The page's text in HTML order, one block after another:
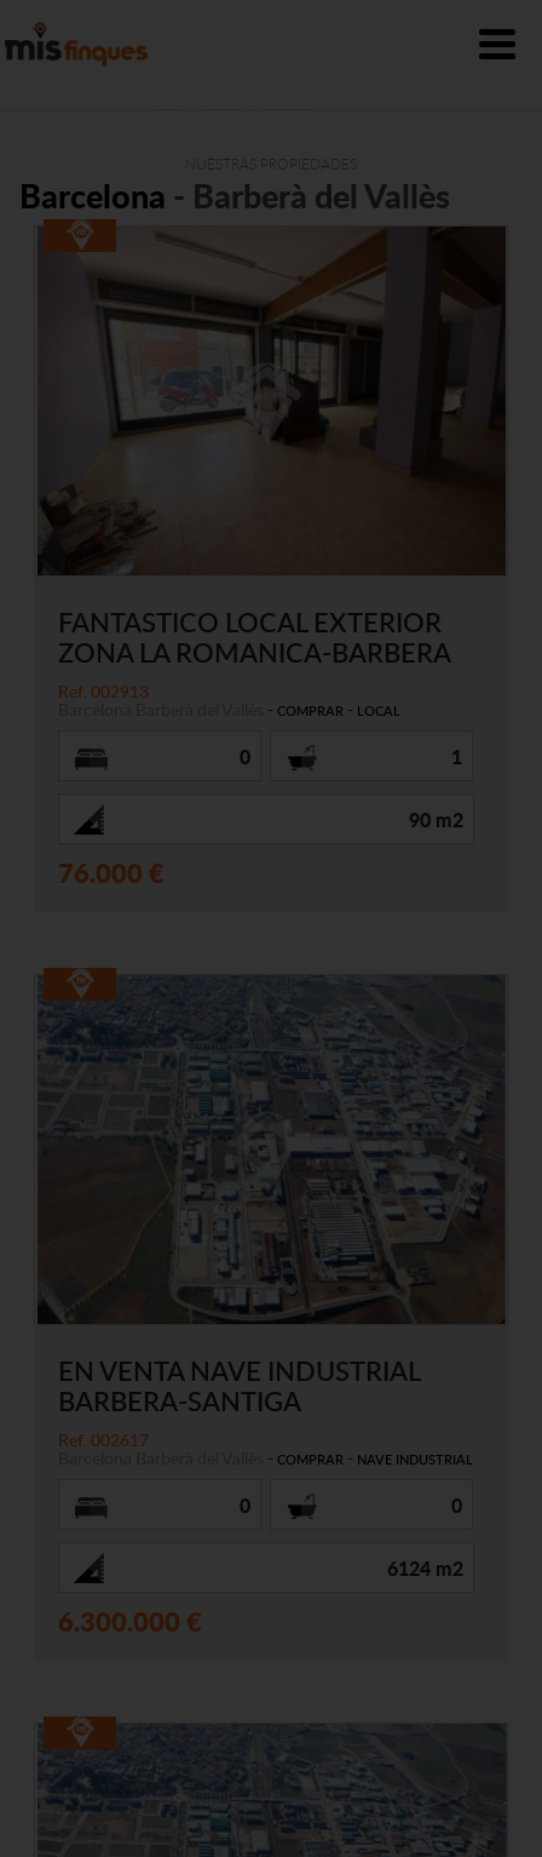
NUESTRAS PROPIEDADES
Barcelona - Barberà del Vallès
FANTASTICO LOCAL EXTERIOR
ZONA LA ROMANICA-BARBERA
Ref. 002913
- COMPRAR - LOCAL
0 1
90 m2
76.000 €
EN VENTA NAVE INDUSTRIAL
BARBERA-SANTIGA
Ref. 002617
- COMPRAR - NAVE INDUSTRIAL
0 0
6124 m2
6.300.000 €